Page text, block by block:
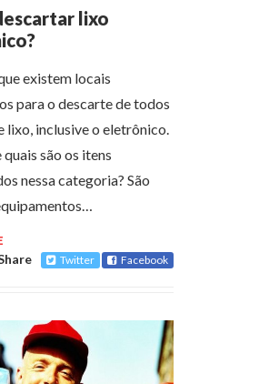
lixo
existem locais
para o descarte de todos
lixo, inclusive o eletrônico.
são os itens
nessa categoria? São
Twitter Facebook